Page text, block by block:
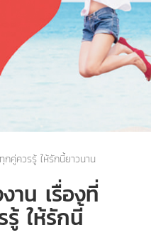
คู่ควรรู้ ให้รักนี้ยาวนาน
าน เรื่องที่
ให้รักนี้